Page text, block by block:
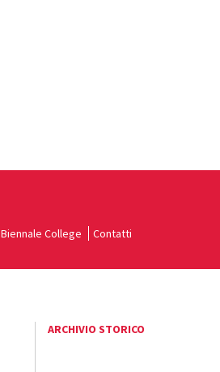
Biennale College Contatti
ARCHIVIO STORICO